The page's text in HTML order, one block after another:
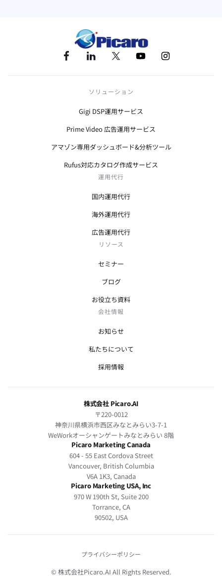
ソリューション
Gigi DSP運用サービス
Prime Video 広告運用サービス
アマゾン専用ダッシュボード&分析ツール
Rufus対応カタログ作成サービス
運用代行
国内運用代行
海外運用代行
広告運用代行
リソース
セミナー
ブログ
お役立ち資料
会社情報
お知らせ
私たちについて
採用情報
株式会社 Picaro.AI
〒220-0012
神奈川県横浜市西区みなとみらい3-7-1
WeWorkオーシャンゲートみなとみらい 8階
Picaro Marketing Canada
604 - 55 East Cordova Street
Vancouver, British Columbia
V6A 1K3, Canada
Picaro Marketing USA, Inc
970 W 190th St, Suite 200
Torrance, CA
90502, USA
プライバシーポリシー
© 株式会社Picaro.AI All Rights Reserved.